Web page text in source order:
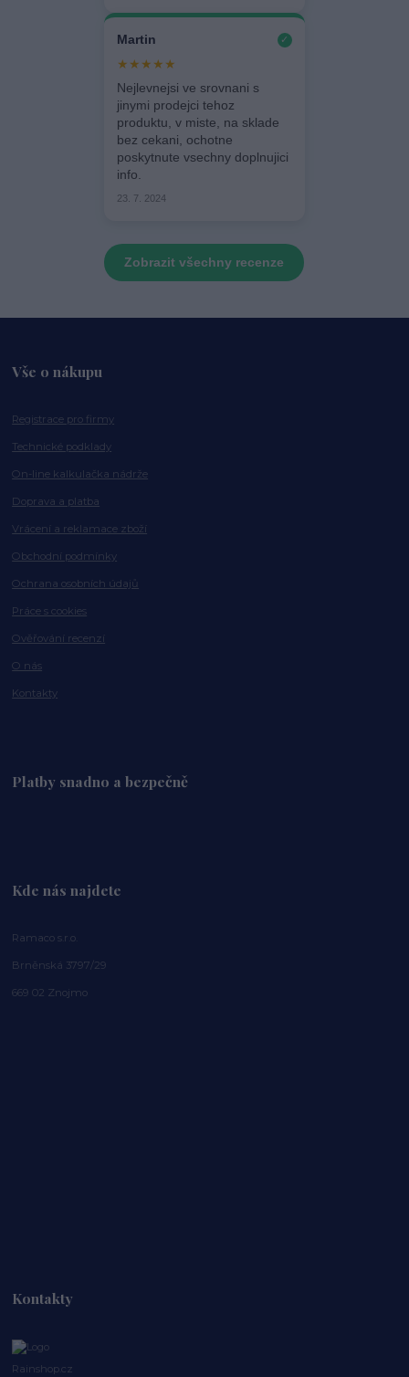
Martin ✓
★★★★★
Nejlevnejsi ve srovnani s
jinymi prodejci tehoz
produktu, v miste, na sklade
bez cekani, ochotne
poskytnute vsechny doplnujici
info.
23. 7. 2024
Zobrazit všechny recenze
Vše o nákupu
Registrace pro firmy
Technické podklady
On-line kalkulačka nádrže
Doprava a platba
Vrácení a reklamace zboží
Obchodní podmínky
Ochrana osobních údajů
Práce s cookies
Ověřování recenzí
O nás
Kontakty
Platby snadno a bezpečně
Kde nás najdete
Ramaco s.r.o.
Brněnská 3797/29
669 02 Znojmo
Kontakty
Rainshop.cz